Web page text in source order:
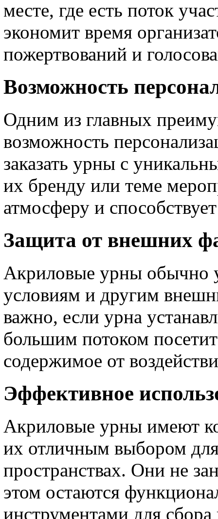
месте, где есть поток
экономит время
пожертвований и
Возможность
Одним из главных
возможность
заказать урны с
их бренду или теме
атмосферу и
Защита от внешних
Акриловые урны обычно
условиям и другим
важно, если урна
большим потоком
содержимое от
Эффективное
Акриловые урны имеют
их отличным выбором
пространствах. Они не
этом остаются
инструментами для